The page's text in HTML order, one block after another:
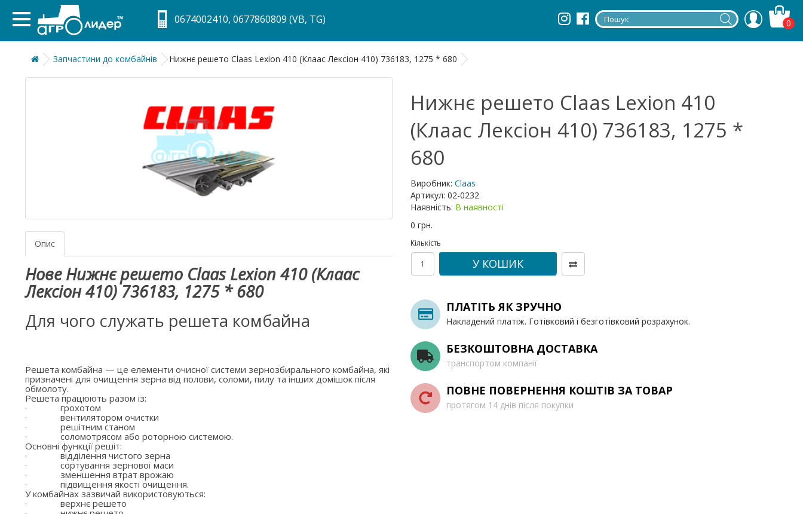
0674002410, 0677860809 (VB, TG) 0
Запчастини до комбайнів Нижнє решето Claas Lexion 410 (Клаас Лексіон 410) 736183, 1275 * 680
Опис
Нове Нижнє решето Claas Lexion 410 (Клаас
Лексіон 410) 736183, 1275 * 680
Для чого служать решета комбайна
Решета комбайна — це елементи очисної системи зернозбирального комбайна, які
призначені для очищення зерна від полови, соломи, пилу та інших домішок після
обмолоту.
Решета працюють разом із:
·
грохотом
·
вентилятором очистки
·
решітним станом
·
соломотрясом або роторною системою.
Основні функції решіт:
·
відділення чистого зерна
·
сортування зернової маси
·
зменшення втрат врожаю
·
підвищення якості очищення.
У комбайнах зазвичай використовуються:
·
верхнє решето
Нижнє решето Claas Lexion 410
(Клаас Лексіон 410) 736183, 1275 *
680
Виробник: Claas
Артикул: 02-0232
Наявність: В наявності
0 грн.
Кількість
У КОШИК
ПЛАТІТЬ ЯК ЗРУЧНО
Накладений платіж. Готівковий і безготівковий розрахунок.
БЕЗКОШТОВНА ДОСТАВКА
транспортом компанії
ПОВНЕ ПОВЕРНЕННЯ КОШТІВ ЗА ТОВАР
протягом 14 днів після покупки